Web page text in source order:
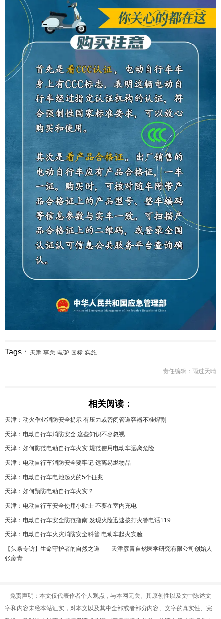
Tags： 天津 事关 电驴 国标 实施
责任编辑：雨过天晴
相关阅读：
天津：动火作业消防安全提示 有压力或密闭管道容器不准焊割
天津：电动自行车消防安全 这些知识不容忽视
天津：如何防范电动自行车火灾 规范使用电动车远离危险
天津：电动自行车消防安全要牢记 远离易燃物品
天津：电动自行车电池起火的5个征兆
天津：如何预防电动自行车火灾？
天津：电动自行车安全使用小贴士 不要在室内充电
天津：电动自行车安全防范指南 发现火险迅速拨打火警电话119
天津：电动自行车火灾消防安全科普 电动车起火实验
【头条专访】生命守护者的自然之道——天津彦青自然医学研究有限公司创始人
张彦青
免责声明：本文仅代表作者个人观点，与本网无关。其原创性以及文中陈述文
字和内容未经本站证实，对本文以及其中全部或者部分内容、文字的真实性、完